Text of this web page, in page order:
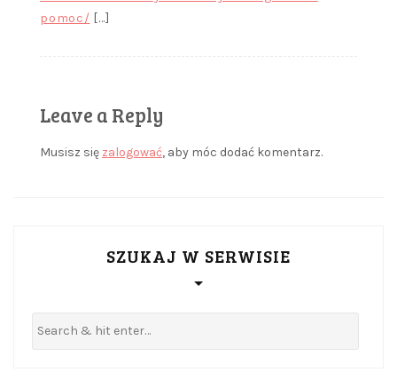
pomoc/ […]
Leave a Reply
Musisz się zalogować, aby móc dodać komentarz.
SZUKAJ W SERWISIE